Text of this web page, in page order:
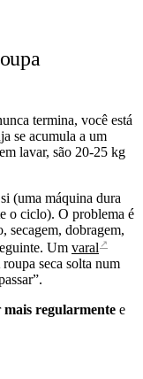
termina, você está
se acumula a um
lavar, são 20-25 kg
(uma máquina dura
o ciclo). O problema é
secagem, dobragem,
Um varal ↗
seca solta num
mais regularmente e